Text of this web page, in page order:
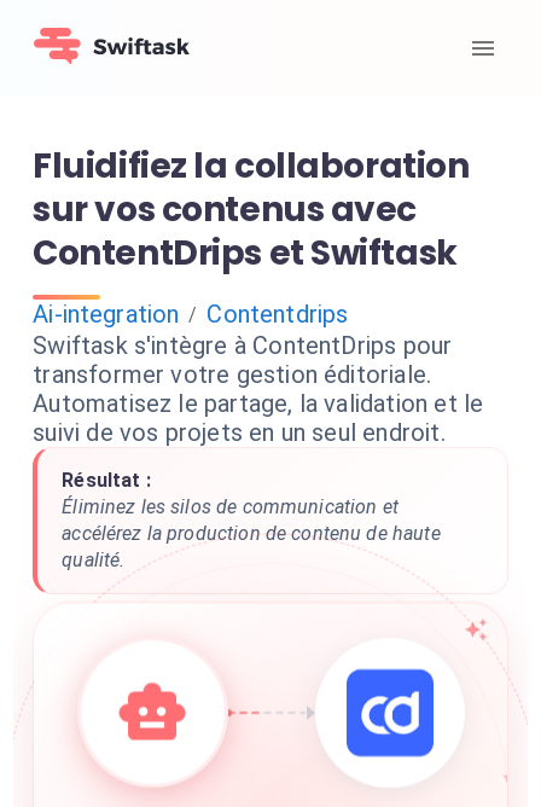
Fluidifiez la collaboration
sur vos contenus avec
ContentDrips et Swiftask
Ai-integration / Contentdrips
Swiftask s'intègre à ContentDrips pour
transformer votre gestion éditoriale.
Automatisez le partage, la validation et le
suivi de vos projets en un seul endroit.
Résultat :
Éliminez les silos de communication et
accélérez la production de contenu de haute
qualité.